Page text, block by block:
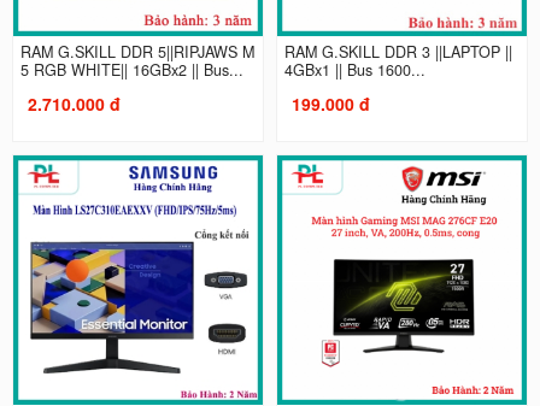
RAM G.SKILL DDR 5||RIPJAWS M
5 RGB WHITE|| 16GBx2 || Bus...
2.710.000 đ
RAM G.SKILL DDR 3 ||LAPTOP ||
4GBx1 || Bus 1600...
199.000 đ